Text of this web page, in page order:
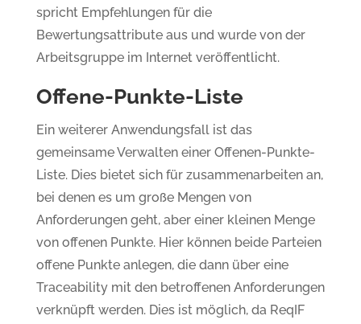
spricht Empfehlungen für die
Bewertungsattribute aus und wurde von der
Arbeitsgruppe im Internet veröffentlicht.
Offene-Punkte-Liste
Ein weiterer Anwendungsfall ist das
gemeinsame Verwalten einer Offenen-Punkte-
Liste. Dies bietet sich für zusammenarbeiten an,
bei denen es um große Mengen von
Anforderungen geht, aber einer kleinen Menge
von offenen Punkte. Hier können beide Parteien
offene Punkte anlegen, die dann über eine
Traceability mit den betroffenen Anforderungen
verknüpft werden. Dies ist möglich, da ReqIF